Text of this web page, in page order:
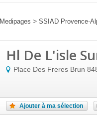
Medipages > SSIAD Provence-
Hl De L'isle
Place Des Freres Brun
Ajouter à ma sélection